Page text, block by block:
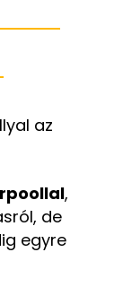
az
,
de
egyre